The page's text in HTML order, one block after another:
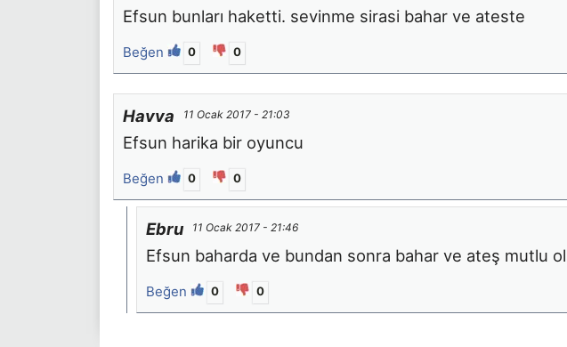
Efsun bunları haketti. sevinme sirasi bahar ve ateste
Beğen 0 0
Havva 11 Ocak 2017 - 21:03
Efsun harika bir oyuncu
Beğen 0 0
Ebru 11 Ocak 2017 - 21:46
Efsun baharda ve bundan sonra bahar ve ateş mutlu
Beğen 0 0